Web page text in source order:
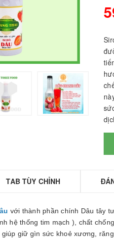
TAB TÙY CHỈNH
với thành phần chính Dâu tây
hệ thống tim mạch ), chất
giữ gìn sức khoẻ xương,
-
I